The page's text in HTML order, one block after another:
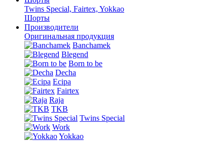
Twins Special, Fairtex, Yokkao
Шорты
Производители
Оригинальная продукция
Banchamek
Blegend
Born to be
Decha
Ecipa
Fairtex
Raja
TKB
Twins Special
Work
Yokkao